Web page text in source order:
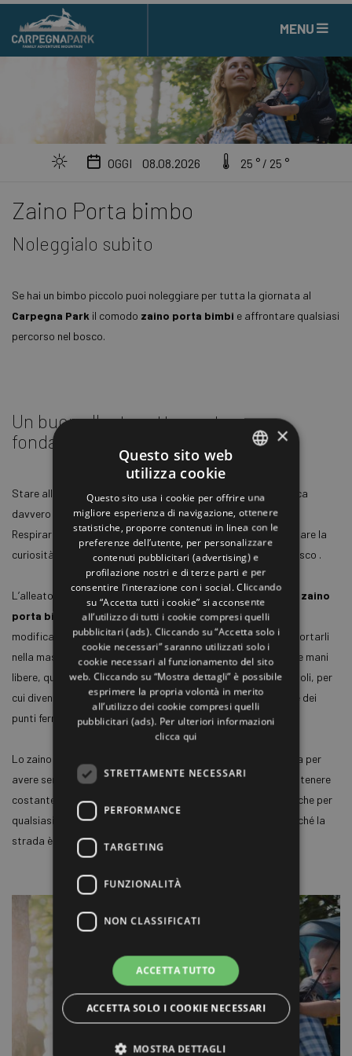
MENU
OGGI 08.08.2026 25 ° / 25 °
Zaino Porta bimbo
Noleggialo subito
Se hai un bimbo piccolo puoi noleggiare per tutta la giornata al
Carpegna Park il comodo zaino porta bimbi e affrontare qualsiasi
percorso nel bosco.
Un buon alleato: attrezzatura
fondamentale
Stare all’aria aperta, specialmente in montagna, è una pratica
davvero fondamentale, da concedersi il più spesso possibile.
Respirare aria pulita, stare a contatto con la natura e stimolare la
curiosità sono ottimi motivi per andare a passeggiare nel bosco .
L’alleato delle escursioni per una famiglia, naturalmente, è lo
zaino
porta bimbo
, un vero e proprio zaino da escursionismo ma
modificato per portare in spalla i bambini. Consente di trasportarli
nella massima sicurezza e, allo stesso tempo, di mantenere le mani
libere, quindi anche di intraprendere sentieri non troppo agevoli, per
cui diventa necessario appoggiare le mani a terra o afferrare dei
punti fermi e regolare l’equilibrio.
Lo zaino porta bimbo è un'attrezzatura intelligente e comoda per
avere sempre accanto a sé il proprio bambino senza doverlo tenere
costantemente in braccio. È un sistema di trasporto utile anche per
qualsiasi luogo dove i passeggini non vanno, ad esempio perché la
strada è affollata, troppo stretta o dissestata.
ENGLISH
GERMAN
FRENCH
RUSSIAN
SPANISH
×
Questo sito web
utilizza cookie
Questo sito usa i cookie per offrire una
migliore esperienza di navigazione, ottenere
statistiche, proporre contenuti in linea con le
preferenze dell’utente, per personalizzare
contenuti pubblicitari (advertising) e
profilazione nostri e di terze parti e per
consentire l’interazione con i social. Cliccando
su “Accetta tutti i cookie” si acconsente
all’utilizzo di tutti i cookie compresi quelli
pubblicitari (ads). Cliccando su “Accetta solo i
cookie necessari” saranno utilizzati solo i
cookie necessari al funzionamento del sito
web. Cliccando su “Mostra dettagli” è possibile
esprimere la propria volontà in merito
all’utilizzo dei cookie compresi quelli
pubblicitari (ads). Per ulteriori informazioni
clicca qui
STRETTAMENTE NECESSARI
PERFORMANCE
TARGETING
FUNZIONALITÀ
NON CLASSIFICATI
ACCETTA TUTTO
ACCETTA SOLO I COOKIE NECESSARI
MOSTRA DETTAGLI